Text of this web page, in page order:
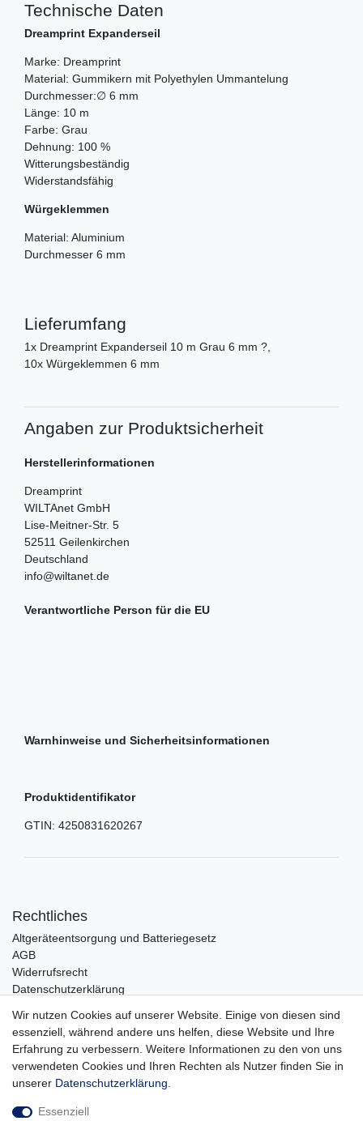
Technische Daten
Dreamprint Expanderseil
Marke: Dreamprint
Material: Gummikern mit Polyethylen Ummantelung
Durchmesser:∅ 6 mm
Länge: 10 m
Farbe: Grau
Dehnung: 100 %
Witterungsbeständig
Widerstandsfähig
Würgeklemmen
Material: Aluminium
Durchmesser 6 mm
Lieferumfang
1x Dreamprint Expanderseil 10 m Grau 6 mm ?,
10x Würgeklemmen 6 mm
Angaben zur Produktsicherheit
Herstellerinformationen
Dreamprint
WILTAnet GmbH
Lise-Meitner-Str. 5
52511 Geilenkirchen
Deutschland
info@wiltanet.de
Verantwortliche Person für die EU
Warnhinweise und Sicherheitsinformationen
Produktidentifikator
GTIN: 4250831620267
Rechtliches
Altgeräteentsorgung und Batteriegesetz
AGB
Widerrufsrecht
Datenschutzerklärung
Impressum
Service
Zahlungsarten
Lieferung und Abholung
Unternehmen
Wir nutzen Cookies auf unserer Website. Einige von diesen sind
essenziell, während andere uns helfen, diese Website und Ihre
Erfahrung zu verbessern. Weitere Informationen zu den von uns
verwendeten Cookies und Ihren Rechten als Nutzer finden Sie in
unserer Daten­schutz­erklärung
Essenziell